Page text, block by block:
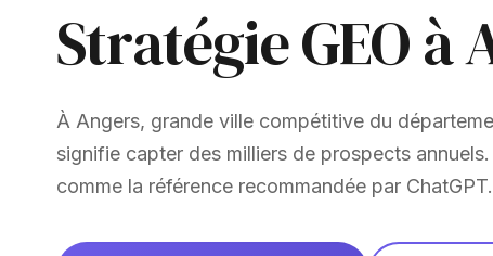
Stratégie GEO à
À Angers, grande ville compétitive du
signifie capter des milliers de prospects
comme la référence recommandée par ChatGPT.